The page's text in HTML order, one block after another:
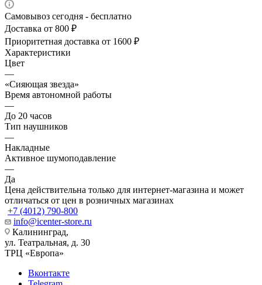
Самовывоз сегодня - бесплатно
Доставка от 800 ₽
Приоритетная доставка от 1600 ₽
Характеристики
Цвет
—
«Сияющая звезда»
Время автономной работы
—
До 20 часов
Тип наушников
—
Накладные
Активное шумоподавление
—
Да
Цена действительна только для интернет-магазина и может
отличаться от цен в розничных магазинах
+7 (4012) 790-800
info@icenter-store.ru
Калининград,
ул. Театральная, д. 30
ТРЦ «Европа»
Вконтакте